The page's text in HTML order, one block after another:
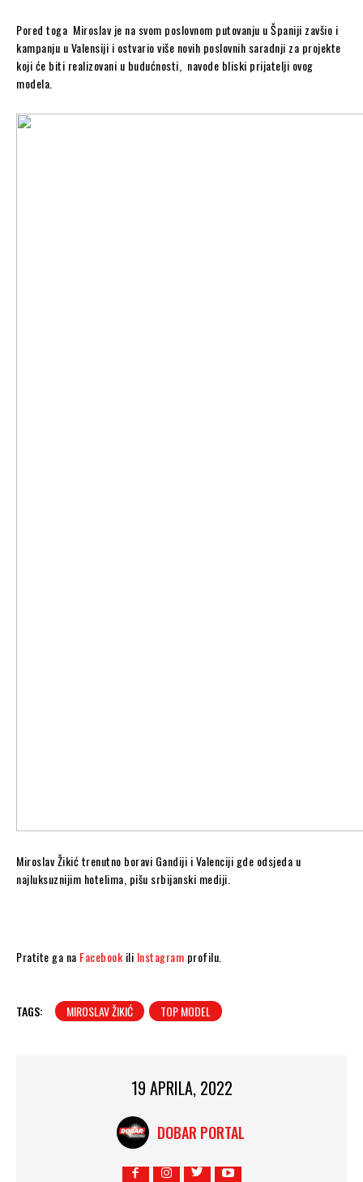
Pored toga Miroslav je na svom poslovnom putovanju u Španiji zavšio i
kampanju u Valensiji i ostvario više novih poslovnih saradnji za projekte
koji će biti realizovani u budućnosti, navode bliski prijatelji ovog
modela.
Miroslav Žikić trenutno boravi Gandiji i Valenciji gde odsjeda u
najluksuznijim hotelima, pišu srbijanski mediji.
Pratite ga na Facebook ili Instagram profilu.
TAGS: MIROSLAV ŽIKIĆ TOP MODEL
19 APRILA, 2022
DOBAR PORTAL